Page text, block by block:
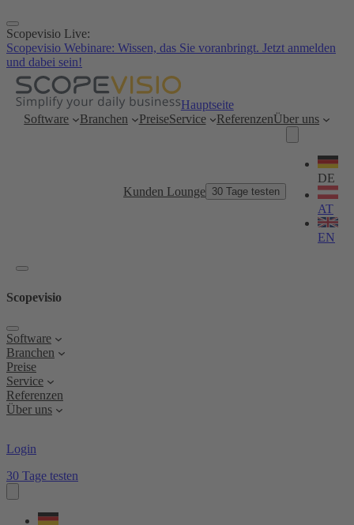
Zum
Inhalt
springen
Scopevisio Live:
Scopevisio Webinare: Wissen, das Sie voranbringt. Jetzt anmelden
und dabei sein!
Hauptseite
Software
Branchen PreiseService ReferenzenÜber uns
Kunden Lounge 30 Tage testen
Sprache
wählen
DE
AT
EN
Scopevisio
Software
Branchen
Preise
Service
Referenzen
Über uns
Login
30 Tage testen
Sprache
wählen